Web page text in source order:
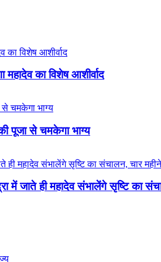
का विशेष आशीर्वाद
पूजा से चमकेगा भाग्य
में जाते ही महादेव संभालेंगे सृष्टि का